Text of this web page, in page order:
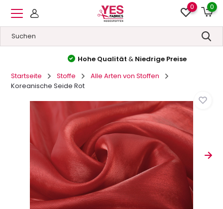
0 0
Hohe Qualität&Niedrige Preise
Startseite
Stoffe
Alle Arten von Stoffen
Koreanische Seide Rot